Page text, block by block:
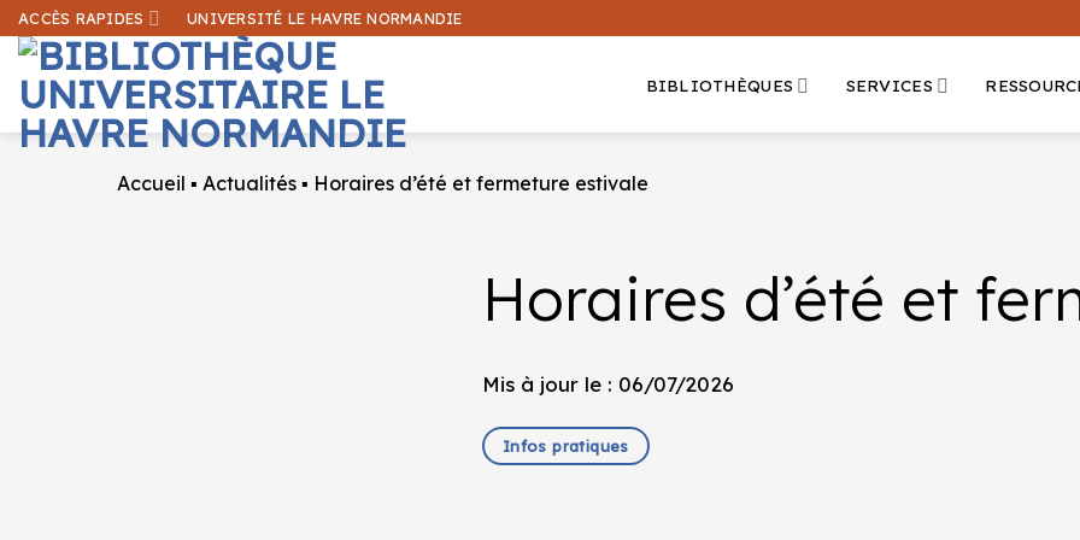
Passer
au
contenu
ACCÈS RAPIDES UNIVERSITÉ LE HAVRE NORMANDIE
BIBLIOTHÈQUES SERVICES
Accueil ▪Actualités ▪ Horaires d’été et fermeture estivale
Horaires d’été et
Mis à jour le : 06/07/2026
Infos pratiques